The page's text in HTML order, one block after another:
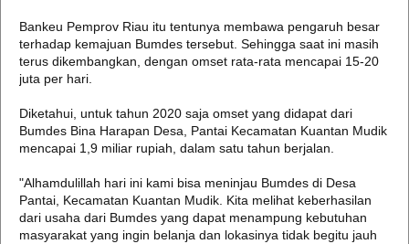
Bankeu Pemprov Riau itu tentunya membawa pengaruh besar
terhadap kemajuan Bumdes tersebut. Sehingga saat ini masih
terus dikembangkan, dengan omset rata-rata mencapai 15-20
juta per hari.
Diketahui, untuk tahun 2020 saja omset yang didapat dari
Bumdes Bina Harapan Desa, Pantai Kecamatan Kuantan Mudik
mencapai 1,9 miliar rupiah, dalam satu tahun berjalan.
"Alhamdulillah hari ini kami bisa meninjau Bumdes di Desa
Pantai, Kecamatan Kuantan Mudik. Kita melihat keberhasilan
dari usaha dari Bumdes yang dapat menampung kebutuhan
masyarakat yang ingin belanja dan lokasinya tidak begitu jauh